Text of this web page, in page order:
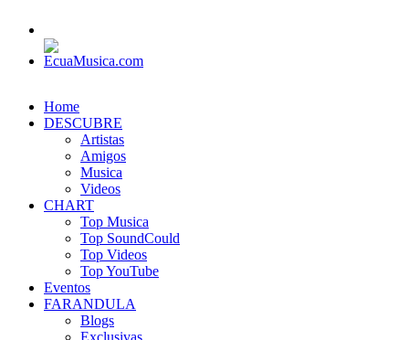
Home
DESCUBRE
Artistas
Amigos
Musica
Videos
CHART
Top Musica
Top SoundCould
Top Videos
Top YouTube
Eventos
FARANDULA
Blogs
Exclusivas